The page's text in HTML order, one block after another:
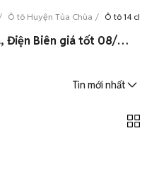
Ô tô Huyện Tủa Chùa Ô tô 14 chỗ
0 xe 14 chỗ Huyện Tủa Chùa, Điện Biên giá tốt 08/2026
Tin mới nhất